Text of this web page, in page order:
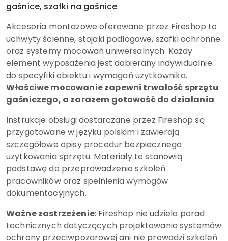
gaśnice, szafki na gaśnice.
Akcesoria montażowe oferowane przez Fireshop to
uchwyty ścienne, stojaki podłogowe, szafki ochronne
oraz systemy mocowań uniwersalnych. Każdy
element wyposażenia jest dobierany indywidualnie
do specyfiki obiektu i wymagań użytkownika.
Właściwe mocowanie zapewni trwałość sprzętu
gaśniczego, a zarazem gotowość do działania.
Instrukcje obsługi dostarczane przez Fireshop są
przygotowane w języku polskim i zawierają
szczegółowe opisy procedur bezpiecznego
użytkowania sprzętu. Materiały te stanowią
podstawę do przeprowadzenia szkoleń
pracowników oraz spełnienia wymogów
dokumentacyjnych.
Ważne zastrzeżenie: Fireshop nie udziela porad
technicznych dotyczących projektowania systemów
ochrony przeciwpożarowej ani nie prowadzi szkoleń